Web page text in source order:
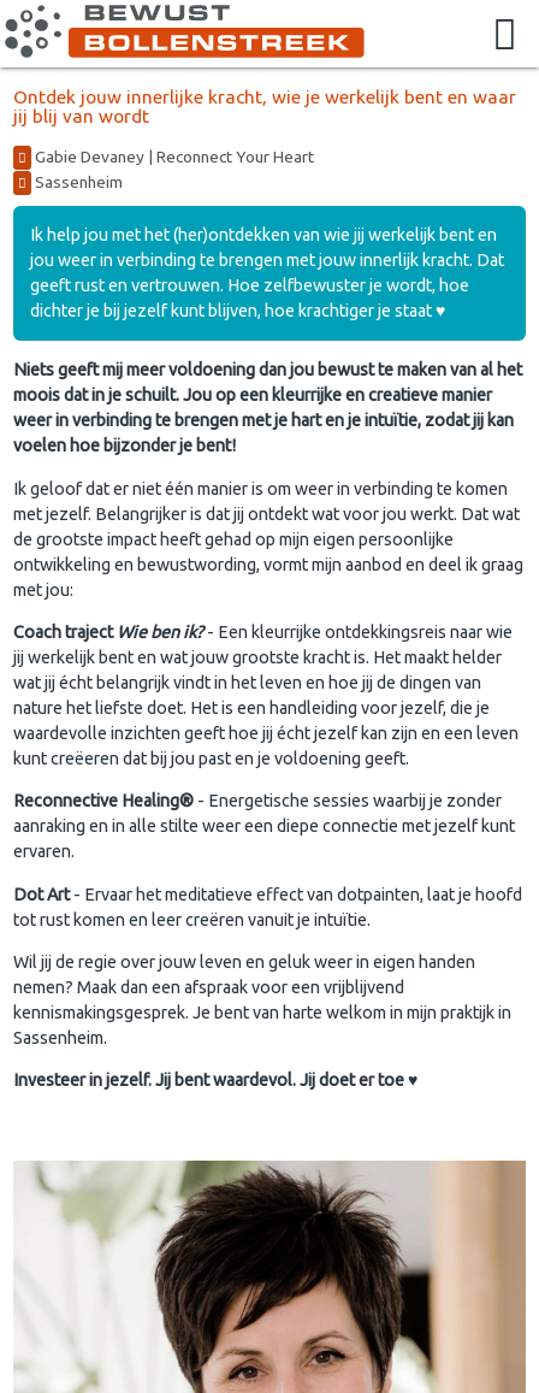
Ontdek jouw innerlijke kracht, wie je werkelijk bent en waar
jij blij van wordt
Gabie Devaney | Reconnect Your Heart
Sassenheim
Ik help jou met het (her)ontdekken van wie jij werkelijk bent en
jou weer in verbinding te brengen met jouw innerlijk kracht. Dat
geeft rust en vertrouwen. Hoe zelfbewuster je wordt, hoe
dichter je bij jezelf kunt blijven, hoe krachtiger je staat ♥︎
Niets geeft mij meer voldoening dan jou bewust te maken van al het
moois dat in je schuilt. Jou op een kleurrijke en creatieve manier
weer in verbinding te brengen met je hart en je intuïtie, zodat jij kan
voelen hoe bijzonder je bent!
Ik geloof dat er niet één manier is om weer in verbinding te komen
met jezelf. Belangrijker is dat jij ontdekt wat voor jou werkt. Dat wat
de grootste impact heeft gehad op mijn eigen persoonlijke
ontwikkeling en bewustwording, vormt mijn aanbod en deel ik graag
met jou:
Coach traject Wie ben ik?- Een kleurrijke ontdekkingsreis naar wie
jij werkelijk bent en wat jouw grootste kracht is. Het maakt helder
wat jij écht belangrijk vindt in het leven en hoe jij de dingen van
nature het liefste doet. Het is een handleiding voor jezelf, die je
waardevolle inzichten geeft hoe jij écht jezelf kan zijn en een leven
kunt creëeren dat bij jou past en je voldoening geeft.
Reconnective Healing® - Energetische sessies waarbij je zonder
aanraking en in alle stilte weer een diepe connectie met jezelf kunt
ervaren.
Dot Art- Ervaar het meditatieve effect van dotpainten, laat je hoofd
tot rust komen en leer creëren vanuit je intuïtie.
Wil jij de regie over jouw leven en geluk weer in eigen handen
nemen? Maak dan een afspraak voor een vrijblijvend
kennismakingsgesprek. Je bent van harte welkom in mijn praktijk in
Sassenheim.
Investeer in jezelf. Jij bent waardevol. Jij doet er toe ♥︎